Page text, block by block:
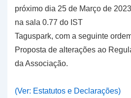
próximo dia 25 de Março de
na sala 0.77 do IST
Taguspark, com a seguinte
Proposta de alterações ao
da Associação.
(Ver: Estatutos e Declarações)